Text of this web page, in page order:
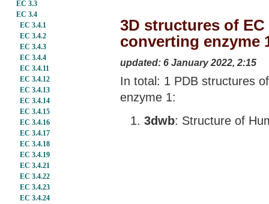
EC 3.3
EC 3.4
EC 3.4.1
EC 3.4.2
EC 3.4.3
EC 3.4.4
EC 3.4.11
EC 3.4.12
EC 3.4.13
EC 3.4.14
EC 3.4.15
EC 3.4.16
EC 3.4.17
EC 3.4.18
EC 3.4.19
EC 3.4.21
EC 3.4.22
EC 3.4.23
EC 3.4.24
3D structures of EC
converting enzyme
updated: 6 January 2022, 2:15
In total: 1 PDB structures
enzyme 1:
3dwb: Structure of